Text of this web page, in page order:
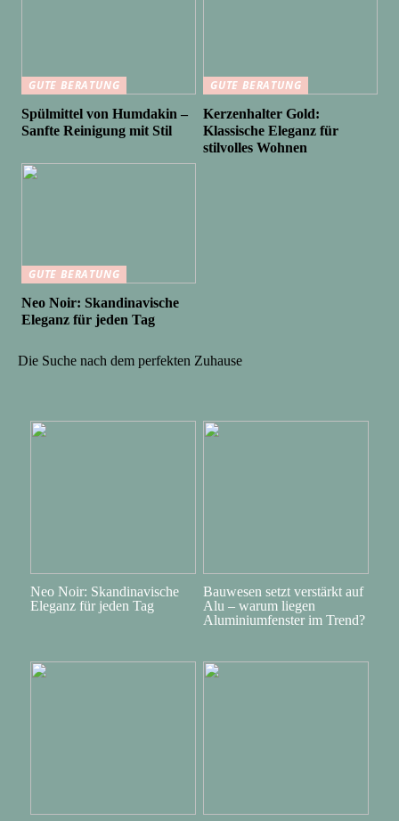
GUTE BERATUNG
Spülmittel von Humdakin –
Sanfte Reinigung mit Stil
GUTE BERATUNG
Kerzenhalter Gold:
Klassische Eleganz für
stilvolles Wohnen
GUTE BERATUNG
Neo Noir: Skandinavische
Eleganz für jeden Tag
Die Suche nach dem perfekten Zuhause
Neo Noir: Skandinavische
Eleganz für jeden Tag
Bauwesen setzt verstärkt auf
Alu – warum liegen
Aluminiumfenster im Trend?